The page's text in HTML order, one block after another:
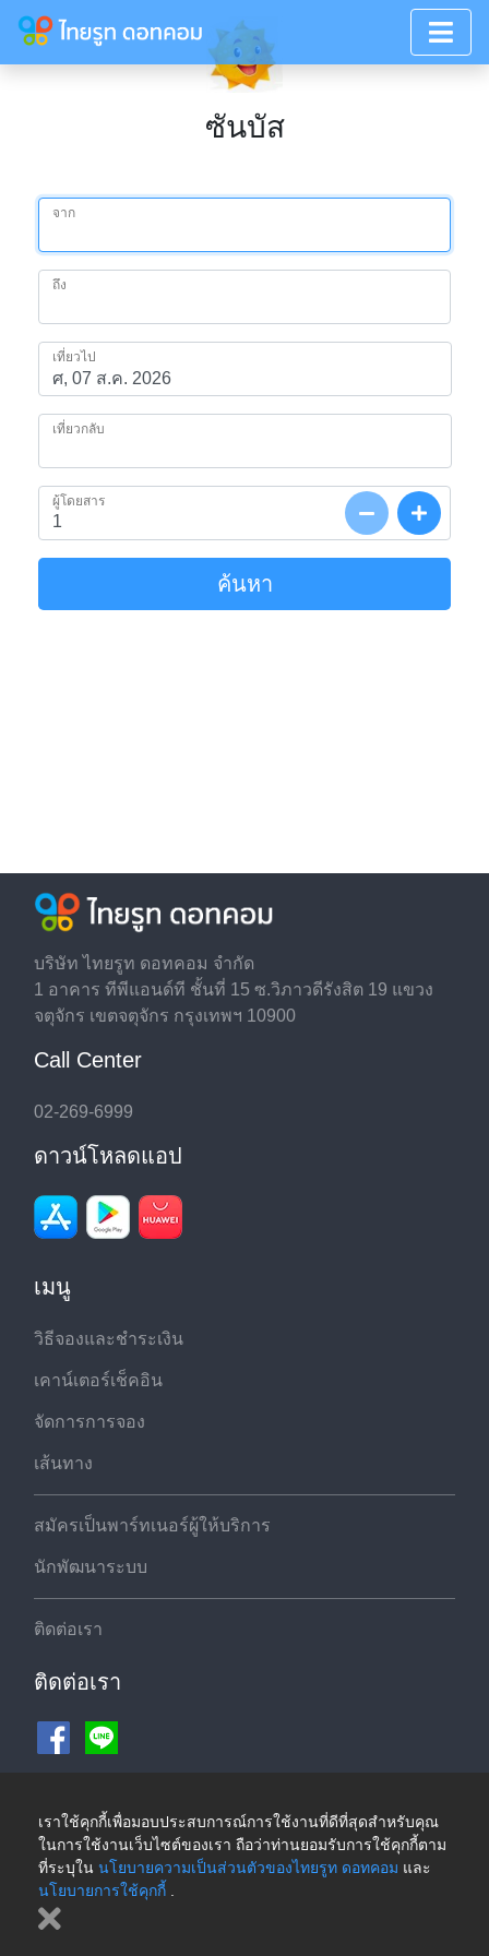
ซันบัส
จาก
ถึง
เที่ยวไป
เที่ยวกลับ
ผู้โดยสาร
ค้นหา
เราใช้คุกกี้เพื่อมอบประสบการณ์การใช้งานที่ดีที่สุดสำหรับคุณ
ในการใช้งานเว็บไซต์ของเรา ถือว่าท่านยอมรับการใช้คุกกี้ตาม
ที่ระบุใน นโยบายความเป็นส่วนตัวของไทยรูท ดอทคอม และ
นโยบายการใช้คุกกี้
บริษัท ไทยรูท ดอทคอม จำกัด
1 อาคาร ทีพีแอนด์ที ชั้นที่ 15 ซ.วิภาวดีรังสิต 19 แขวง
จตุจักร เขตจตุจักร กรุงเทพฯ 10900
Call Center
02-269-6999
ดาวน์โหลดแอป
เมนู
วิธีจองและชำระเงิน
เคาน์เตอร์เช็คอิน
จัดการการจอง
เส้นทาง
สมัครเป็นพาร์ทเนอร์ผู้ให้บริการ
นักพัฒนาระบบ
ติดต่อเรา
ติดต่อเรา